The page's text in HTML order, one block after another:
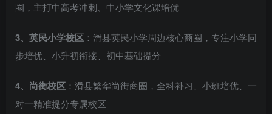
圈，主打中高考冲刺、中小学文化课培优
3、英民小学校区 ：滑县英民小学周边核心商圈，专注小学同
步培优、小升初衔接、初中基础提分
4、尚街校区 ：滑县繁华尚街商圈，全科补习、小班培优、一
对一精准提分专属校区